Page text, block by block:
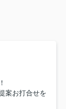
案お打合せを